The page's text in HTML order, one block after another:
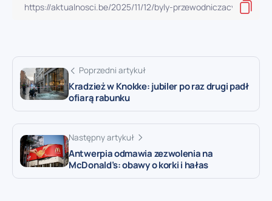
Poprzedni artykuł
Kradzież w Knokke: jubiler po raz drugi padł
ofiarą rabunku
Następny artykuł
Antwerpia odmawia zezwolenia na
McDonald’s: obawy o korki i hałas